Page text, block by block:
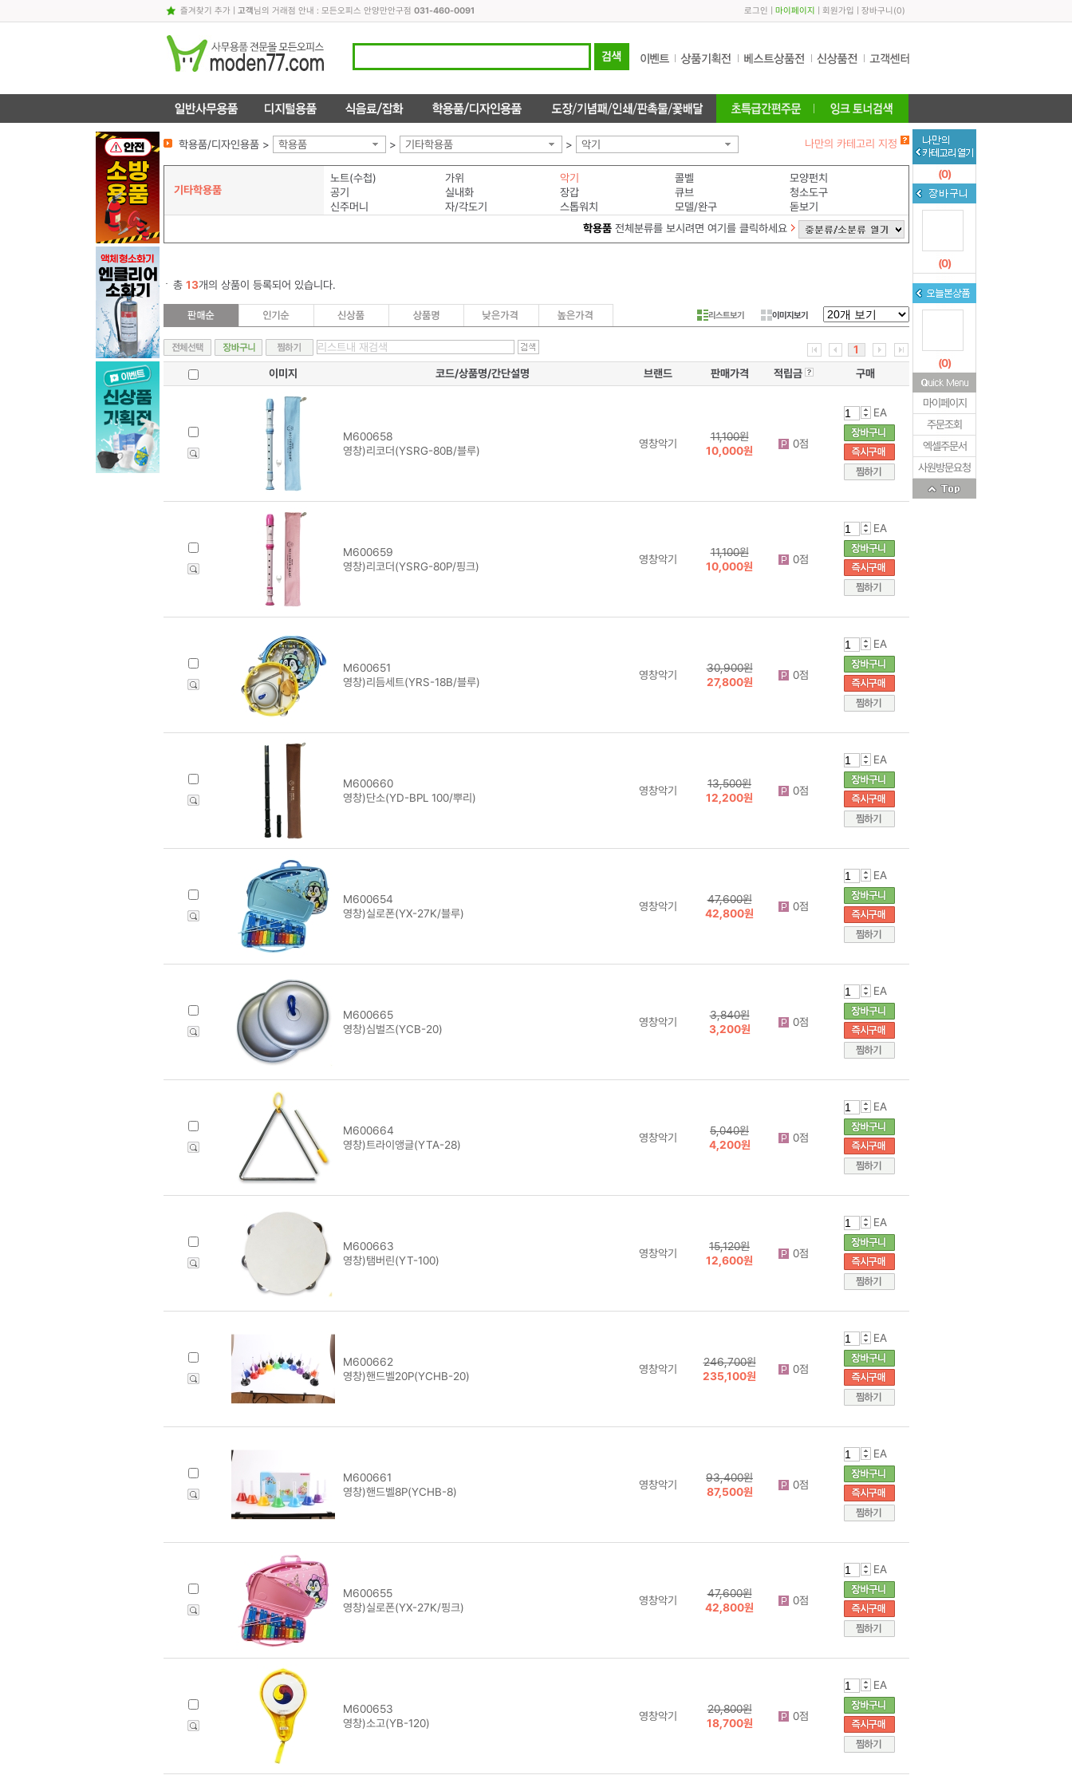
즐겨찾기 추가| 고객님의 거래점 안내 : 모든오피스 안양만안구점 031-460-0091 로그인 마이페이지 회원가입 장바구니 (0)
학용품/디자인용품 > 학용품 > 기타학용품 > 악기 나만의 카테고리 지정
기타학용품
노트(수첩) 가위 악기 콜벨
모양펀치
공기
실내화 장갑 큐브
청소도구
신주머니
자/각도기 스톱워치 모델/완구
돋보기
학용품전체분류를 보시려면 여기를 클릭하세요
총 13개의 상품이 등록되어 있습니다.
리스트보기 이미지보기
1
이미지
코드/상품명/간단설명 브랜드 판매가격 적립금 구매
M600658
영창)리코더(YSRG-80B/블루)
영창악기
11,100원
10,000원
0점
EA
M600659
영창)리코더(YSRG-80P/핑크)
영창악기
11,100원
10,000원
0점
EA
M600651
영창)리듬세트(YRS-18B/블루)
영창악기
30,900원
27,800원
0점
EA
M600660
영창)단소(YD-BPL 100/뿌리)
영창악기
13,500원
12,200원
0점
EA
M600654
영창)실로폰(YX-27K/블루)
영창악기
47,600원
42,800원
0점
EA
M600665
영창)심벌즈(YCB-20)
영창악기
3,840원
3,200원
0점
EA
M600664
영창)트라이앵글(YTA-28)
영창악기
5,040원
4,200원
0점
EA
M600663
영창)탬버린(YT-100)
영창악기
15,120원
12,600원
0점
EA
M600662
영창)핸드벨20P(YCHB-20)
영창악기
246,700원
235,100원
0점
EA
M600661
영창)핸드벨8P(YCHB-8)
영창악기
93,400원
87,500원
0점
EA
M600655
영창)실로폰(YX-27K/핑크)
영창악기
47,600원
42,800원
0점
EA
M600653
영창)소고(YB-120)
영창악기
20,800원
18,700원
0점
EA
(0)
(0)
(0)
마이페이지
주문조회
엑셀주문서
사원방문요청